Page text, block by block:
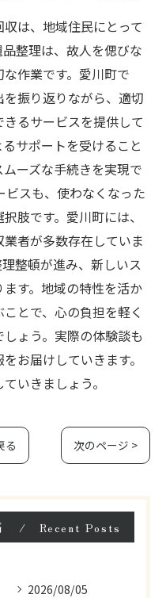
は、地域住民にとって
整理は、故人を偲びな
作業です。愛川町で
振り返りながら、適切
るサービスを提供して
サポートを受けること
ーズな手続きを実現で
ビスも、使わなくなった
肢です。愛川町には、
者が多数存在していま
整頓が進み、新しいス
す。地域の特性を活か
とで、心の負担を軽く
ょう。実際の体験談も
お届けしていきます。
いきましょう。
る 次のページ >
Recent Posts
2026/08/05